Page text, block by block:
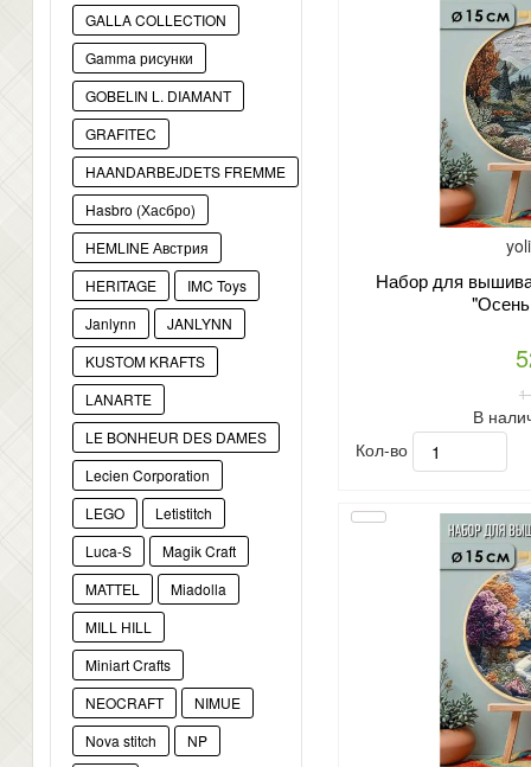
GALLA COLLECTION
Gamma рисунки
GOBELIN L. DIAMANT
GRAFITEC
HAANDARBEJDETS FREMME
Hasbro (Хасбро)
HEMLINE Австрия
HERITAGE
IMC Toys
Janlynn
JANLYNN
KUSTOM KRAFTS
LANARTE
LE BONHEUR DES DAMES
Lecien Corporation
LEGO
Letistitch
Luca-S
Magik Craft
MATTEL
Miadolla
MILL HILL
Miniart Crafts
NEOCRAFT
NIMUE
Nova stitch
NP
Набор для
"Осень
1
В
Кол-во